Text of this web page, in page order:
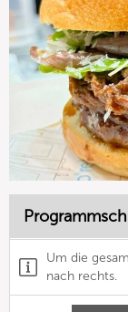
Um die
nach rechts.